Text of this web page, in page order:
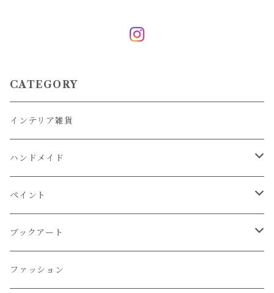
CATEGORY
インテリア雑貨
ハンドメイド
資材・布など
ペイント
画材
通信講座お申込み
ブックアート
レシピ
ファッション